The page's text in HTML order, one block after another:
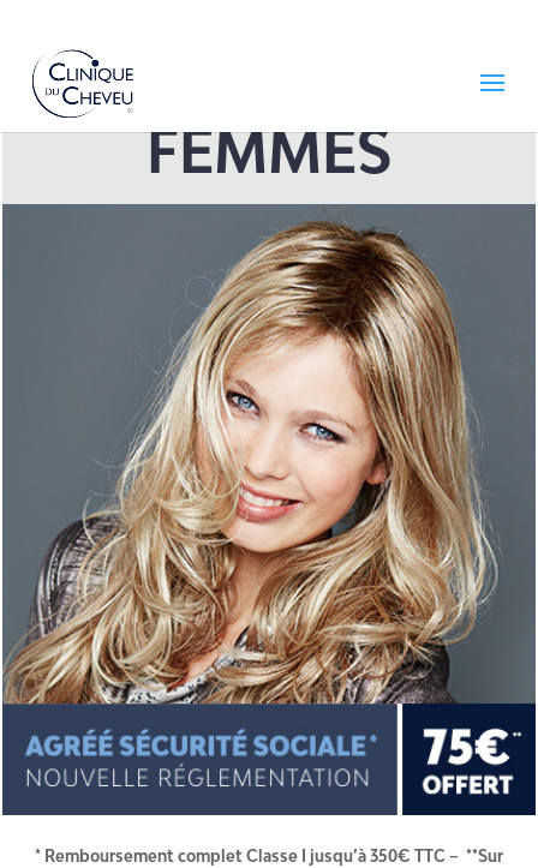
FEMMES
* Remboursement complet Classe I jusqu’à 350€ TTC – **Sur